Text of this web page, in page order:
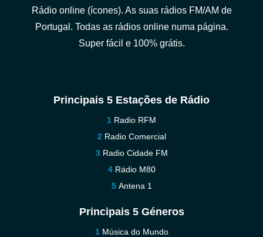
Rádio online (ícones). As suas rádios FM/AM de
Portugal. Todas as rádios online numa página.
Super fácil e 100% grátis.
Principais 5 Estações de Rádio
Radio RFM
Radio Comercial
Radio Cidade FM
Rádio M80
Antena 1
Principais 5 Géneros
Música do Mundo